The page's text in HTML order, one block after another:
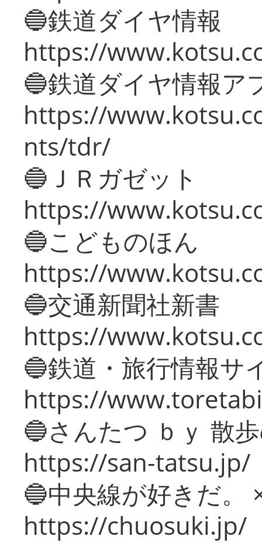
🔵鉄道ダイヤ情報
https://
🔵鉄道ダイヤ情報ア
https://
nts/tdr/
🔵ＪＲガゼット
https://
🔵こどものほん
https://
🔵交通新聞社新書
https://
🔵鉄道・旅行情報サ
https://
🔵さんたつ ｂｙ 散
https://san-tatsu.jp/
🔵中央線が好きだ。
https://chuosuki.jp/